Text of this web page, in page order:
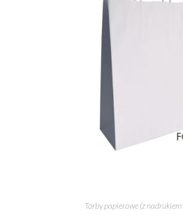
Torby papierowe (z